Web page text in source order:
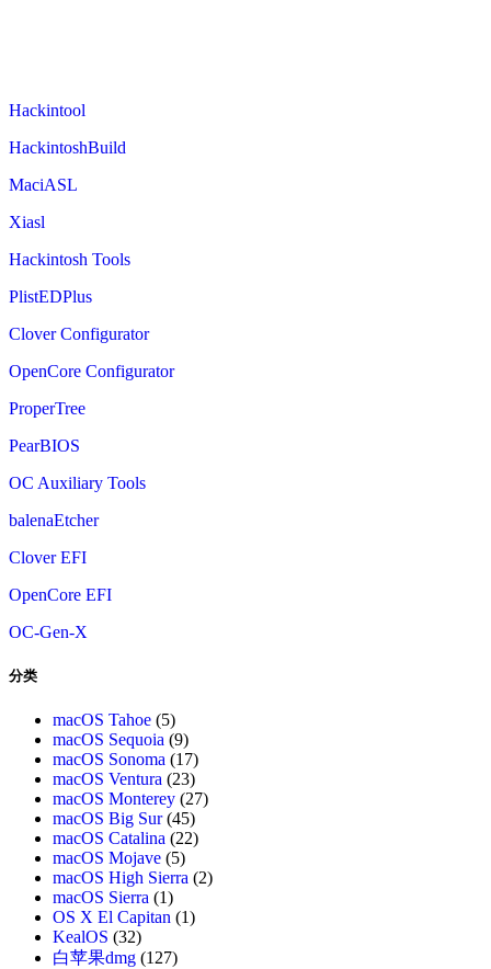
Hackintool
HackintoshBuild
MaciASL
Xiasl
Hackintosh Tools
PlistEDPlus
Clover Configurator
OpenCore Configurator
ProperTree
PearBIOS
OC Auxiliary Tools
balenaEtcher
Clover EFI
OpenCore EFI
OC-Gen-X
分类
macOS Tahoe (5)
macOS Sequoia (9)
macOS Sonoma (17)
macOS Ventura (23)
macOS Monterey (27)
macOS Big Sur(45)
macOS Catalina (22)
macOS Mojave (5)
macOS High Sierra (2)
macOS Sierra (1)
OS X El Capitan (1)
KealOS (32)
白苹果dmg (127)